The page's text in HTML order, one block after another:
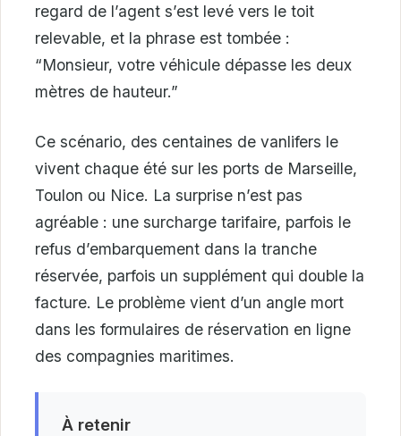
regard de l’agent s’est levé vers le toit
relevable, et la phrase est tombée :
“Monsieur, votre véhicule dépasse les deux
mètres de hauteur.”
Ce scénario, des centaines de vanlifers le
vivent chaque été sur les ports de Marseille,
Toulon ou Nice. La surprise n’est pas
agréable : une surcharge tarifaire, parfois le
refus d’embarquement dans la tranche
réservée, parfois un supplément qui double la
facture. Le problème vient d’un angle mort
dans les formulaires de réservation en ligne
des compagnies maritimes.
À retenir